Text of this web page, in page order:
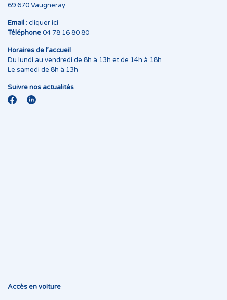
69 670 Vaugneray
Email : cliquer ici
Téléphone04 78 16 80 80
Horaires de l’accueil
Du lundi au vendredi de 8h à 13h et de 14h à 18h
Le samedi de 8h à 13h
Suivre nos actualités
Accès en voiture